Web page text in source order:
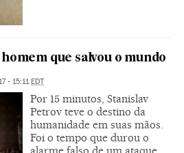
que salvou o mundo
- 15:11 EDT
Por 15 minutos, Stanislav
Petrov teve o destino da
humanidade em suas mãos.
Foi o tempo que durou o
alarme falso de um ataque